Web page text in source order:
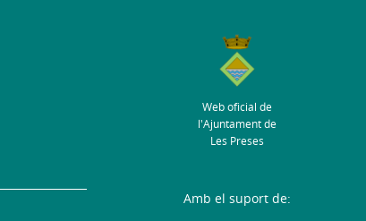
Web oficial de
l'Ajuntament de
Les Preses
Amb el suport de: